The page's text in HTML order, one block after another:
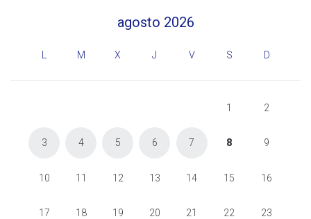
agosto 2026
M X J V S D
1 2
3 4 5 6 7 8 9
10 11 12 13 14 15 16
17 18 19 20 21 22 23